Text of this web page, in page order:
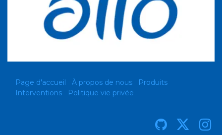
Page d'accueil À propos de nous
Produits
Interventions
Politique vie privée